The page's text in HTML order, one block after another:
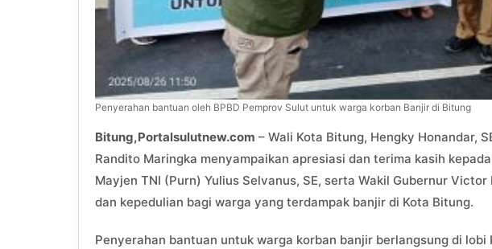
Penyerahan bantuan oleh BPBD Pemprov Sulut untuk warga korban Banjir di Bitung
Bitung,Portalsulutnew.com – Wali Kota Bitung, Hengky Honandar,
Randito Maringka menyampaikan apresiasi dan terima kasih
Mayjen TNI (Purn) Yulius Selvanus, SE, serta Wakil Gubernur
dan kepedulian bagi warga yang terdampak banjir di Kota Bitung.
Penyerahan bantuan untuk warga korban banjir berlangsung di lobi